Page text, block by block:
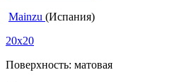
Mainzu (Испания)
20x20
Поверхность: матовая